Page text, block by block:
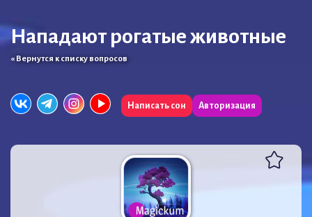
Нападают рогатые животные
« Вернутся к списку вопросов
Написать сон Авторизация